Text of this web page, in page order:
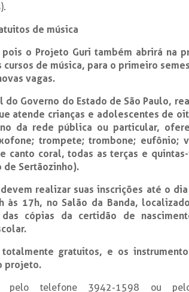
de música
o Projeto Guri também abrirá na
de música, para o primeiro
vagas.
Governo do Estado de São Paulo,
atende crianças e adolescentes de
da rede pública ou particular,
trompete; trombone; eufônio;
canto coral, todas as terças e
de Sertãozinho).
realizar suas inscrições até o
às 17h, no Salão da Banda,
cópias da certidão de
totalmente gratuitos, e os
projeto.
pelo telefone 3942-1598 ou